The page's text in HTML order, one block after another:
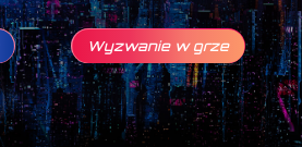
Wyzwanie w grze